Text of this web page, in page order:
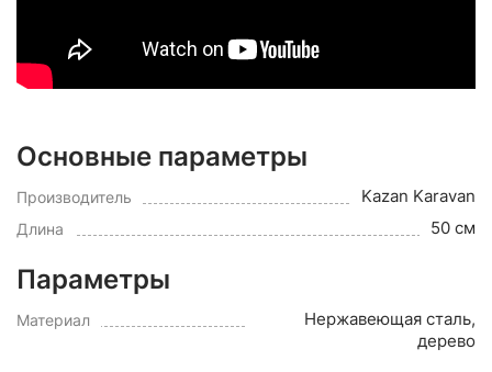
Основные параметры
Производитель Kazan Karavan
Длина 50 см
Параметры
Материал
Нержавеющая сталь,
дерево